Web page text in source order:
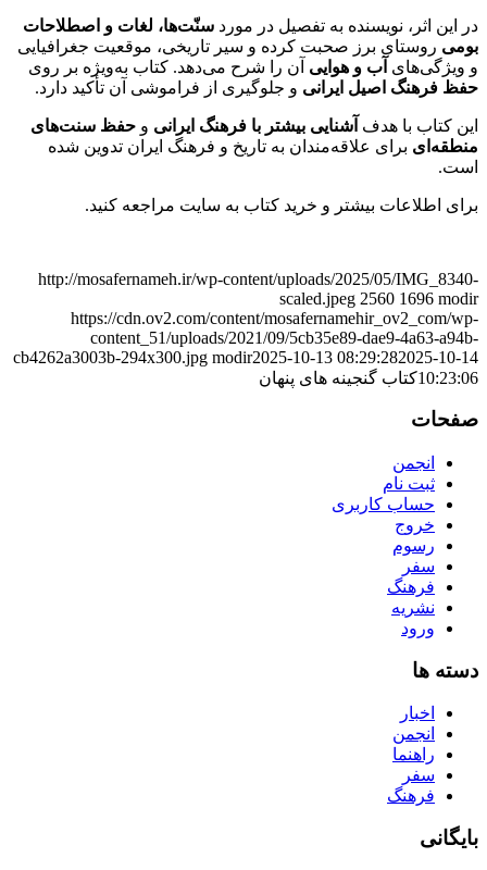
در این اثر، نویسنده به تفصیل در مورد سنّت‌ها، لغات و اصطلاحات
بومی روستای برز صحبت کرده و سیر تاریخی، موقعیت جغرافیایی
و ویژگی‌های آب و هوایی آن را شرح می‌دهد. کتاب به‌ویژه بر روی
حفظ فرهنگ اصیل ایرانی و جلوگیری از فراموشی آن تأکید دارد.
این کتاب با هدف آشنایی بیشتر با فرهنگ ایرانی و حفظ سنت‌های
منطقه‌ای برای علاقه‌مندان به تاریخ و فرهنگ ایران تدوین شده
است.
برای اطلاعات بیشتر و خرید کتاب به سایت مراجعه کنید.
http://mosafernameh.ir/wp-content/uploads/2025/05/IMG_8340-
scaled.jpeg 2560 1696 modir
https://cdn.ov2.com/content/mosafernamehir_ov2_com/wp-
content_51/uploads/2021/09/5cb35e89-dae9-4a63-a94b-
cb4262a3003b-294x300.jpg modir2025-10-13 08:29:282025-10-14
10:23:06کتاب گنجینه های پنهان
صفحات
انجمن
ثبت نام
حساب کاربری
خروج
رسوم
سفر
فرهنگ
نشریه
ورود
دسته ها
اخبار
انجمن
راهنما
سفر
فرهنگ
بایگانی